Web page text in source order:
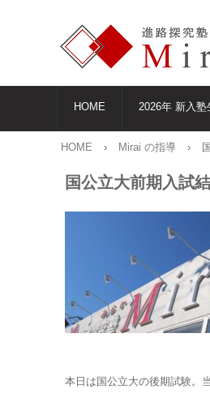
HOME 2026年 新入塾
HOME › Mirai の指導 ›
国公立大前期入試
本日は国公立大の後期試験。